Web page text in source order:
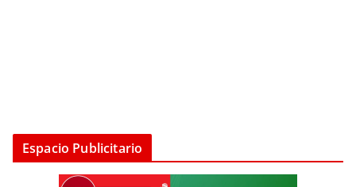
Espacio Publicitario